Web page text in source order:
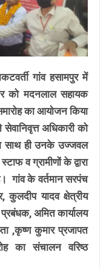
गांव हसामपुर में
को मदनलाल सहायक
का आयोजन किया
अधिकारी को
साथ ही उनके उज्जवल
व ग्रामीणों के द्वारा
गांव के वर्तमान सरपंच
कुलदीप यादव क्षेत्रीय
अमित कार्यालय
,कृष्ण कुमार प्रजापत
का संचालन वरिष्ठ